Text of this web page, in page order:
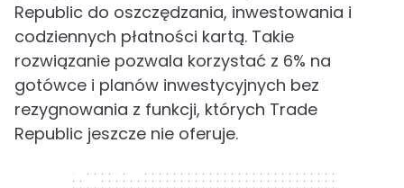
Republic do oszczędzania, inwestowania i
codziennych płatności kartą. Takie
rozwiązanie pozwala korzystać z 6% na
gotówce i planów inwestycyjnych bez
rezygnowania z funkcji, których Trade
Republic jeszcze nie oferuje.
300 x 250